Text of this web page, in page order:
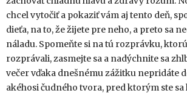
chcel vytočiť a pokaziť vám aj tento deň,
dieťa, na to, že žijete pre neho, a preto sa
náladu. Spomeňte si na tú rozprávku,
rozprávali, zasmejte sa a nadýchnite sa
večer vďaka dnešnému zážitku nepridáte
akéhosi čudného tvora, pred ktorým ste